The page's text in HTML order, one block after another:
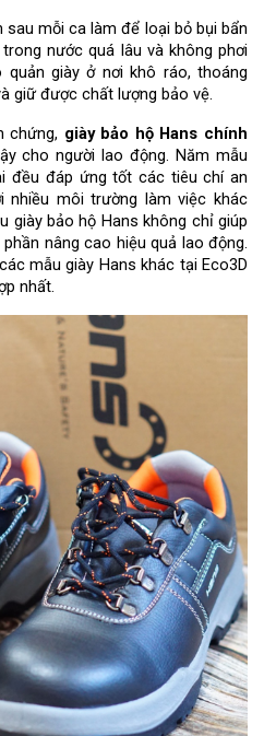
mỗi ca làm để loại bỏ bụi bẩn
nước quá lâu và không phơi
giày ở nơi khô ráo, thoáng
giữ được chất lượng bảo vệ.
chứng, giày bảo hộ Hans chính
cho người lao động. Năm mẫu
đều đáp ứng tốt các tiêu chí an
nhiều môi trường làm việc khác
giày bảo hộ Hans không chỉ giúp
nâng cao hiệu quả lao động.
mẫu giày Hans khác tại Eco3D
nhất.